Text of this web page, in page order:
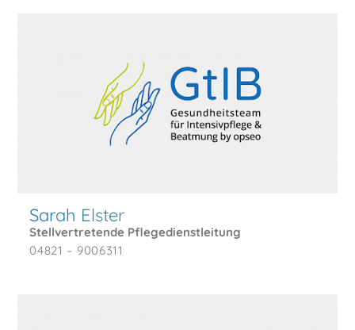
Sarah Elster
Stellvertretende Pflegedienstleitung
04821 – 9006311